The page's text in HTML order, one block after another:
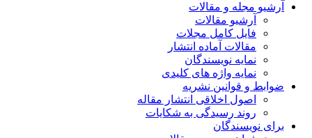
آرشیو مجله و مقالات
آرشیو مقالات
فایل کامل مجلات
مقالات آماده انتشار
نمایه نویسندگان
نمایه واژه های کلیدی
ضوابط و قوانین نشریه
اصول اخلاقی انتشار مقاله
روند رسیدگی به شکایات
برای نویسندگان